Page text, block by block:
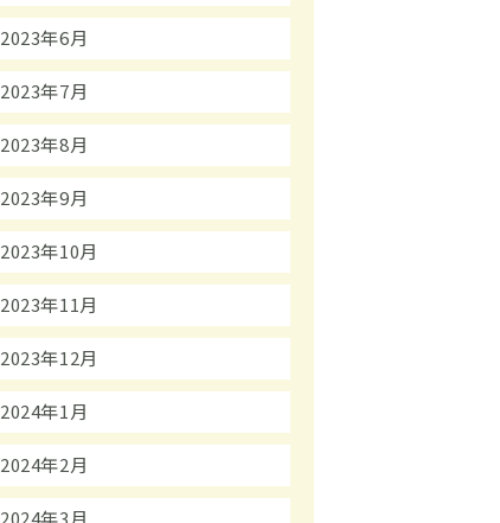
2023年6月
2023年7月
2023年8月
2023年9月
2023年10月
2023年11月
2023年12月
2024年1月
2024年2月